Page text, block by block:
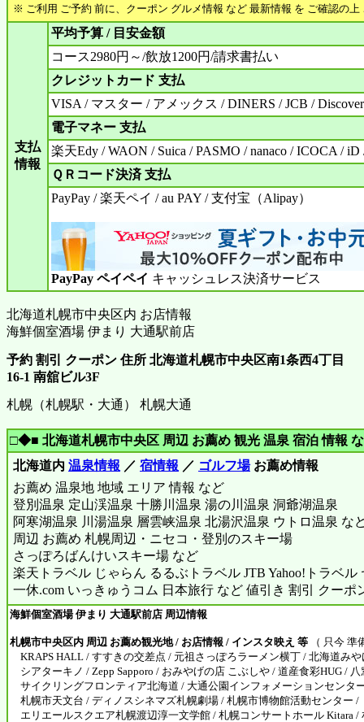
※ ご利用 ご予約 前に、クーポン グルメ情報 など 最新情報 を ご確認の上
支払
情報
平均予算 / 目安金額
コース2980円～/飲放1200円/請求書払い
クレジットカード 支払
VISA / マスター / アメックス / DINERS / JCB / Discover
電子マネー 支払
楽天Edy / WAON / Suica / PASMO / nanaco / ICOCA / iD
ＱＲコード決済 支払
PayPay / 楽天ペイ / au PAY / 支付宝（Alipay）
PayPay ペイペイ キャッシュレス決済サービス
北海道札幌市中央区内 お店情報
海鮮個室酒場 伊まり 大通駅前店
予約 割引 クーポン 住所 北海道札幌市中央区南1条西4丁目
16-1 南舘ビル3F
札幌（札幌駅・大通） 札幌大通
□◆■ 北海道札幌市中央区 周辺 お薦め 観光 温泉 宿泊 情報
北海道内 温泉情報 ／ 宿情報 ／ ゴルフ場お薦め情報
お薦め 温泉地 地域 エリア 情報 など
登別温泉 定山渓温泉 十勝川温泉 湯の川温泉 洞爺湖温泉
阿寒湖温泉 川湯温泉 層雲峡温泉 北湯沢温泉 ウトロ温泉 な
周辺 お薦め 札幌周辺・ニセコ・登別のスキー場
さっぽろばんけいスキー場 など
楽天トラベル じゃらん るるぶトラベル JTB Yahoo!トラベル
一休.com いっきゅうコム 日本旅行 など 値引き 割引 クーポ
海鮮個室酒場 伊まり 大通駅前店 周辺情報
札幌市中央区内 周辺 お薦め観光地 / お店情報 / インスタ映え 等 （ 只今 準
KRAPS HALL / すすきの交差点 / 元祖さっぽろラーメン横丁 / 北海道み
シアターキノ / Zepp Sapporo / おみやげの店 こぶしや / 道産食彩HUG / 八
サイクリングフロンティア北海道 / 大通公園インフォメーションセンタ
札幌市天文台 / ディノスシネマズ札幌劇場 / 札幌市博物館活動センター /
エリエールスクエア札幌渡辺淳一文学館 / 札幌コンサートホール Kitara /